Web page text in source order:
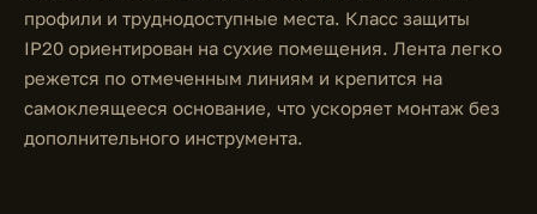
профили и труднодоступные места. Класс защиты
IP20 ориентирован на сухие помещения. Лента легко
режется по отмеченным линиям и крепится на
самоклеящееся основание, что ускоряет монтаж без
дополнительного инструмента.